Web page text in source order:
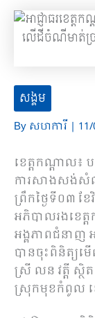
សង្គម
By សហការី |
ខេត្តកណ្ដាល៖
ការសាងសង់សំ
ព្រឹកថ្ងៃទី០៣ ខ
អភិបាលរងខេត្ត
អង្គភាពជំនា
បានចុះពិនិត្យ
ស្រី លន វត្តី ស្
ស្រុកមុខកំពូល ខ